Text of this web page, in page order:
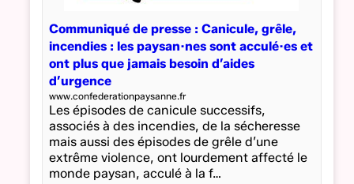
Communiqué de presse : Canicule, grêle,
incendies : les paysan·nes sont acculé·es et
ont plus que jamais besoin d’aides
d’urgence
www.confederationpaysanne.fr
Les épisodes de canicule successifs,
associés à des incendies, de la sécheresse
mais aussi des épisodes de grêle d’une
extrême violence, ont lourdement affecté le
monde paysan, acculé à la f…